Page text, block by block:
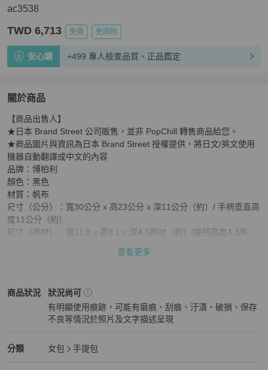
ac3538
TWD 6,713 免運 免關稅
安心購 +499 專人檢查品質、正品鑑定
關於商品
關於【日本直送】BURBERRY 藍標手提包 帆布 黑色 正品
【商品出售人】
★日本 Brand Street 公司販售，並非 PopChill 轉售商品給您。
★商品圖片與資訊為日本 Brand Street 授權提供，將日文/英文使用
機器自動翻譯成中文的內容
品牌：博柏利
顏色：黑色
材質：帆布
尺寸（公分）：寬30公分 x 高23公分 x 深11公分（約）/ 手柄垂直高
度11公分（約）
尺寸（英吋）：寬11.8 x 高9.1 x 深4.3英吋（約）/提把高度4.3英吋
序號：-
產地：日本
狀態 :
查看更多
商品狀況
BURBERRY女包商品狀態與細節
狀況尚可
有明顯使用痕跡，可能有磨痕、刮痕、汙漬、破損、保存
不良等情況於照片及文字描述呈現
分類
BURBERRY女包分類資訊
女包
手提包